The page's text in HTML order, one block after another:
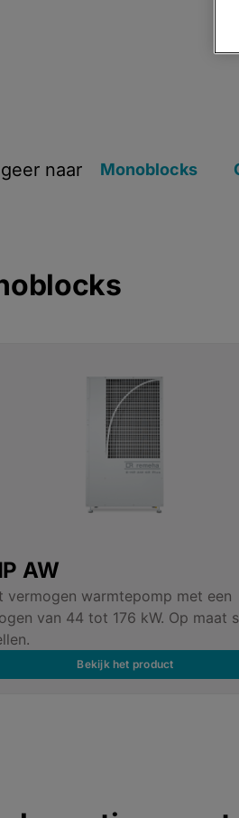
naar Monoblocks
AW
vermogen warmtepomp met een
van 44 tot 176 kW. Op maat
Bekijk het product